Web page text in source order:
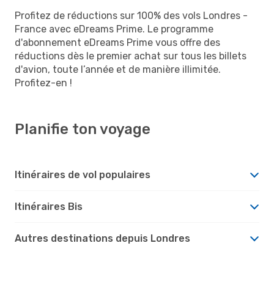
Profitez de réductions sur 100% des vols Londres -
France avec eDreams Prime. Le programme
d'abonnement eDreams Prime vous offre des
réductions dès le premier achat sur tous les billets
d'avion, toute l’année et de manière illimitée.
Profitez-en !
Planifie ton voyage
Itinéraires de vol populaires
Itinéraires Bis
Autres destinations depuis Londres